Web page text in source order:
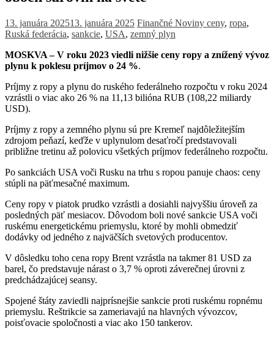
13. januára 202513. januára 2025 Finančné Noviny ceny, ropa,
Ruská federácia, sankcie, USA, zemný plyn
MOSKVA – V roku 2023 viedli nižšie ceny ropy a znížený vývoz
plynu k poklesu príjmov o 24 %.
Príjmy z ropy a plynu do ruského federálneho rozpočtu v roku 2024
vzrástli o viac ako 26 % na 11,13 bilióna RUB (108,22 miliardy
USD).
Príjmy z ropy a zemného plynu sú pre Kremeľ najdôležitejším
zdrojom peňazí, keďže v uplynulom desaťročí predstavovali
približne tretinu až polovicu všetkých príjmov federálneho rozpočtu.
Po sankciách USA voči Rusku na trhu s ropou panuje chaos: ceny
stúpli na päťmesačné maximum.
Ceny ropy v piatok prudko vzrástli a dosiahli najvyššiu úroveň za
posledných päť mesiacov. Dôvodom boli nové sankcie USA voči
ruskému energetickému priemyslu, ktoré by mohli obmedziť
dodávky od jedného z najväčších svetových producentov.
V dôsledku toho cena ropy Brent vzrástla na takmer 81 USD za
barel, čo predstavuje nárast o 3,7 % oproti záverečnej úrovni z
predchádzajúcej seansy.
Spojené štáty zaviedli najprísnejšie sankcie proti ruskému ropnému
priemyslu. Reštrikcie sa zameriavajú na hlavných vývozcov,
poisťovacie spoločnosti a viac ako 150 tankerov.